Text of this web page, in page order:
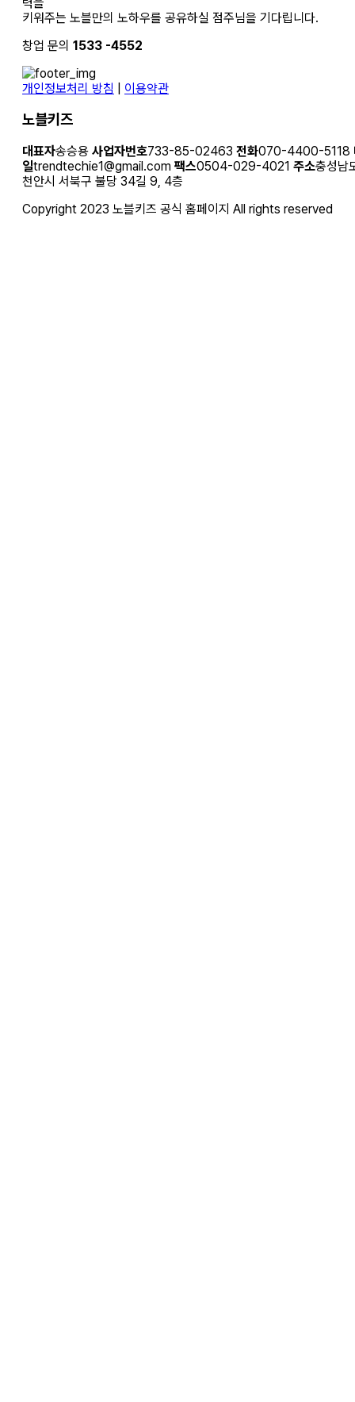
키워주는 노블만의 노하우를 공유하실 점주님을 기다립니다.
창업 문의 1533 -4552
개인정보처리 방침 이용약관
노블키즈
대표자송승용 사업자번호733-85-02463 전화070-4400-5118
일trendtechie1@gmail.com 팩스0504-029-4021 주소충성남
천안시 서북구 불당 34길 9, 4층
Copyright 2023 노블키즈 공식 홈페이지 All rights reserved